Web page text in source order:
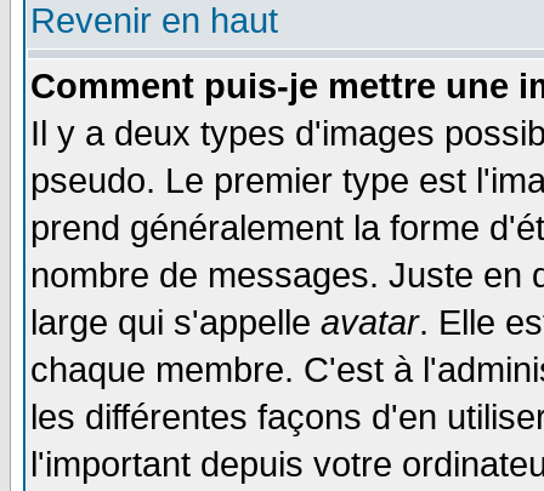
Revenir en haut
Comment puis-je mettre une
Il y a deux types d'images
pseudo. Le premier type est
prend généralement la forme
nombre de messages. Juste en
large qui s'appelle avatar. Elle
chaque membre. C'est à
les différentes façons d'en
l'important depuis votre